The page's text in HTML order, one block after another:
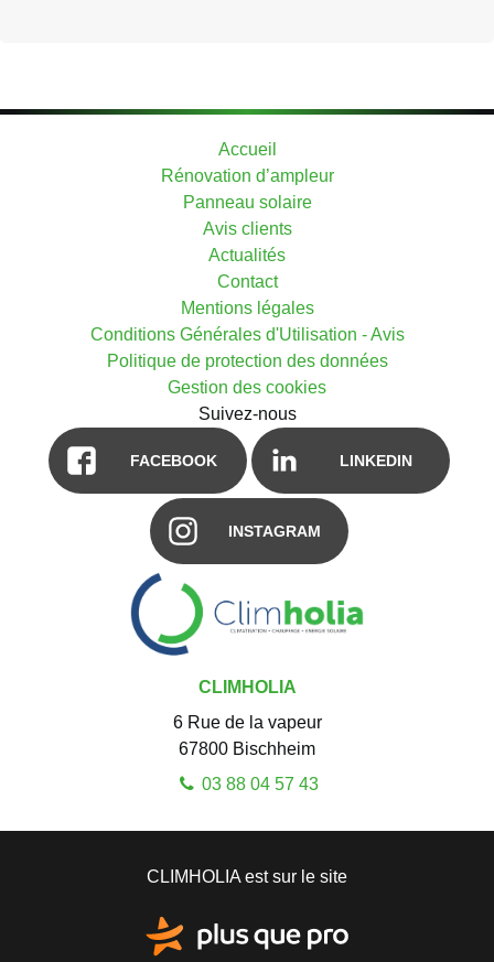
Accueil
Rénovation d’ampleur
Panneau solaire
Avis clients
Actualités
Contact
Mentions légales
Conditions Générales d'Utilisation - Avis
Politique de protection des données
Gestion des cookies
Suivez-nous
FACEBOOK LINKEDIN
INSTAGRAM
CLIMHOLIA
6 Rue de la vapeur
67800 Bischheim
03 88 04 57 43
CLIMHOLIA est sur le site